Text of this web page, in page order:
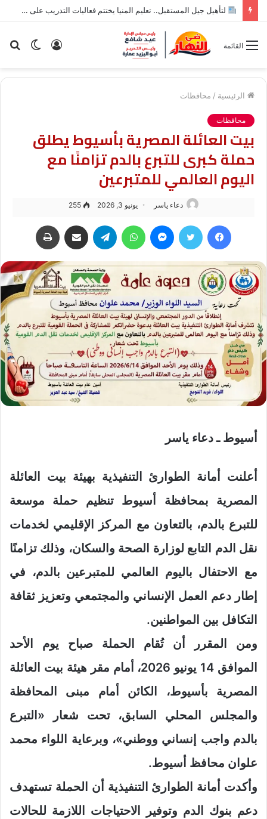
“هربًا من الحر”.. مياه النيل تبتلع شقيقين في أسوان
الوضع تسجيل
القائمة
الرئيسية / محافظات
محافظات
بيت العائلة المصرية بأسيوط يطلق
حملة كبرى للتبرع بالدم تزامنًا مع
اليوم العالمي للمتبرعين
دعاء ياسر يونيو 3, 2026 255
فيسبوك تويتر ماسنجر واتساب تيلقرام مشاركة عبر البريد
أسيوط ـ دعاء ياسر
أعلنت أمانة الطوارئ التنفيذية بهيئة بيت العائلة
المصرية بمحافظة أسيوط تنظيم حملة موسعة
للتبرع بالدم، بالتعاون مع المركز الإقليمي لخدمات
نقل الدم التابع لوزارة الصحة والسكان، وذلك تزامنًا
مع الاحتفال باليوم العالمي للمتبرعين بالدم، في
إطار دعم العمل الإنساني والمجتمعي وتعزيز ثقافة
التكافل بين المواطنين.
ومن المقرر أن تُقام الحملة صباح يوم الأحد
الموافق 14 يونيو 2026، أمام مقر هيئة بيت العائلة
المصرية بأسيوط، الكائن أمام مبنى المحافظة
والمجلس المحلي السابق، تحت شعار «التبرع
بالدم واجب إنساني ووطني»، وبرعاية اللواء محمد
علوان محافظ أسيوط.
وأكدت أمانة الطوارئ التنفيذية أن الحملة تستهدف
دعم بنوك الدم وتوفير الاحتياجات اللازمة للحالات